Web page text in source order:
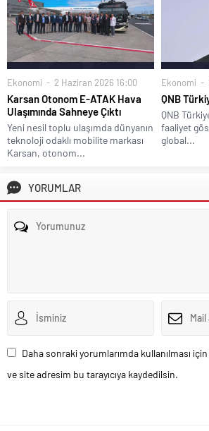
Ekonomi 2 Haziran 2026 16:00
Karsan Otonom E-ATAK Hava
Ulaşımında Sahneye Çıktı
Yeni nesil toplu ulaşımda dünyanın
teknoloji odaklı mobilite markası
Karsan, otonom...
Ekonomi
QNB
QNB
faaliyet
global...
YORUMLAR
Daha sonraki yorumlarımda kullanılması
ve site adresim bu tarayıcıya kaydedilsin.